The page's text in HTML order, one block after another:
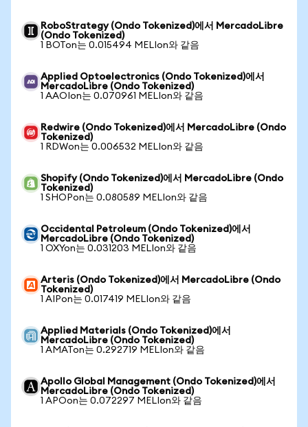
RoboStrategy (Ondo Tokenized)에서 MercadoLibre
(Ondo Tokenized)
1 BOTon는 0.015494 MELIon와 같음
Applied Optoelectronics (Ondo Tokenized)에서
MercadoLibre (Ondo Tokenized)
1 AAOIon는 0.070961 MELIon와 같음
Redwire (Ondo Tokenized)에서 MercadoLibre (Ondo
Tokenized)
1 RDWon는 0.006532 MELIon와 같음
Shopify (Ondo Tokenized)에서 MercadoLibre (Ondo
Tokenized)
1 SHOPon는 0.080589 MELIon와 같음
Occidental Petroleum (Ondo Tokenized)에서
MercadoLibre (Ondo Tokenized)
1 OXYon는 0.031203 MELIon와 같음
Arteris (Ondo Tokenized)에서 MercadoLibre (Ondo
Tokenized)
1 AIPon는 0.017419 MELIon와 같음
Applied Materials (Ondo Tokenized)에서
MercadoLibre (Ondo Tokenized)
1 AMATon는 0.292719 MELIon와 같음
Apollo Global Management (Ondo Tokenized)에서
MercadoLibre (Ondo Tokenized)
1 APOon는 0.072297 MELIon와 같음